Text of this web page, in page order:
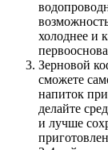
холоднее и
Зерновой
сможете
напиток
делайте
и лучше